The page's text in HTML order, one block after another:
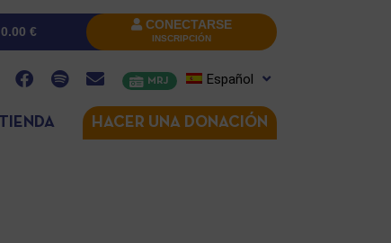
0.00 € CONECTARSE
INSCRIPCIÓN
MRJ Español
TIENDA HACER UNA DONACIÓN